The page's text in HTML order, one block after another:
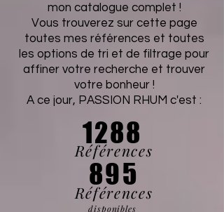
mon catalogue complet !
Vous trouverez sur cette page
toutes mes références et toutes
les options de tri et de filtrage pour
affiner votre recherche et trouver
votre bonheur !
A ce jour, PASSION RHUM c'est :
1288
Références
895
Références
disponibles